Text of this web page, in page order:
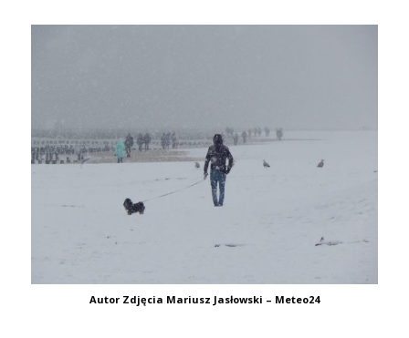
Autor Zdjęcia Mariusz Jasłowski – Meteo24